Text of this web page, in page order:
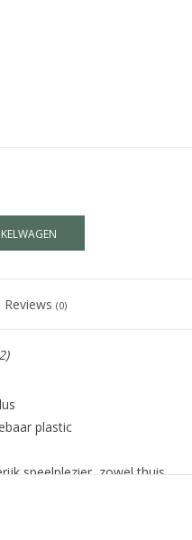
Reviews (0)
plastic
speelplezier, zowel thuis